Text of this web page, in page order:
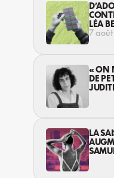
LÉA
7
« ON
DE
AVEC
LA